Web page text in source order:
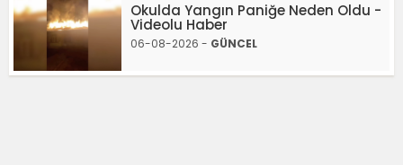
Okulda Yangın Paniğe Neden Oldu -
Videolu Haber
06-08-2026 - GÜNCEL